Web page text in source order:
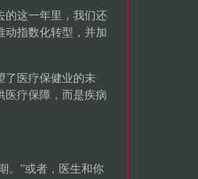
的这一年里，我们还
动指数化转型，并加
了医疗保健业的未
医疗保障，而是疾病
。”或者，医生和你